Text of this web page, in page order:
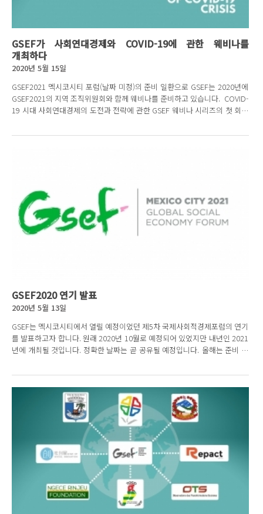
GSEF가 사회연대경제와 COVID-19에 관한 웨비나를
개최하다
2020년 5월 15일
GSEF2021 멕시코시티 포럼(날짜 미정)의 준비 일환으로 GSEF는 2020년에
GSEF2021의 지역 조직위원회와 함께 웨비나를 준비하고 있습니다. COVID-
19 시대 사회연대경제의 도전과 전략에 관한 GSEF 웨비나 시리즈의 첫 회는
GSEF2020 연기 발표
2020년 5월 13일
GSEF는 멕시코시티에서 열릴 예정이었던 제5차 국제사회적경제포럼의 연기
를 발표하고자 합니다. 원래 2020년 10월로 예정되어 있었지만 내년인 2021
년에 개최될 것입니다. 정확한 날짜는 곧 공유될 예정입니다. 올해는 준비 세